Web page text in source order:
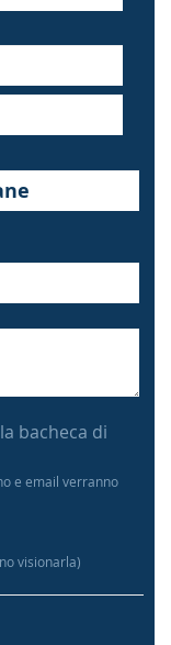
bacheca di
e email verranno
visionarla)